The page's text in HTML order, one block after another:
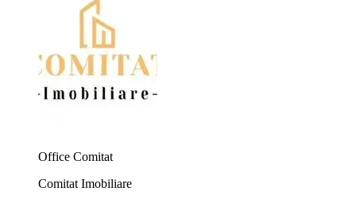
Office Comitat
Comitat Imobiliare